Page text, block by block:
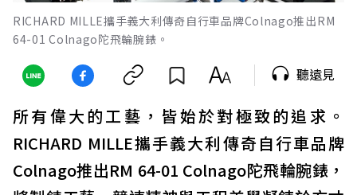
RICHARD MILLE攜手義大利傳奇自行車品牌Colnago推出RM
64-01 Colnago陀飛輪腕錶。
聽遠見
所有偉大的工藝，皆始於對極致的追求。
RICHARD MILLE攜手義大利傳奇自行車品牌
Colnago推出RM 64-01 Colnago陀飛輪腕錶，